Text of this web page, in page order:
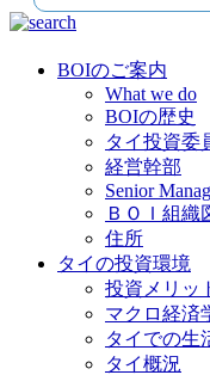
BOIのご案内
What we do
BOIの歴史
タイ投資委
経営幹部
Senior
ＢＯＩ組織
住所
タイの投資環境
投資メリッ
マクロ経済
タイでの生
タイ概況